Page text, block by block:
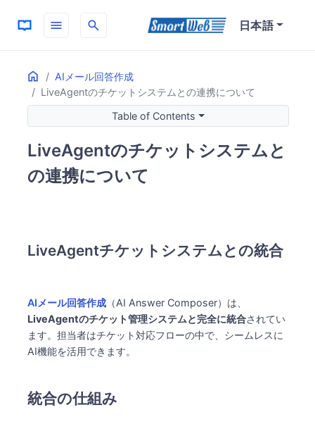
menu search 日本語
Home
AIメール回答作成
LiveAgentのチケットシステムとの連携について
ON THIS PAGE
LiveAgentチケットシステムとの統合
チケット画面での操作
メリット
効率的なワークフロー
利用可能な機能
AIメール回答作成（AI Answer Composer）
自動化ルール
セットアップ
関連情報
Table of Contents
LiveAgentのチケットシステムと
の連携について
LiveAgentチケットシステムとの統合
AIメール回答作成 （AI Answer Composer）は、
LiveAgentのチケット管理システムと完全に統合​されてい
ます。担当者はチケット対応フローの中で、シームレスに
AI機能を活用できます。
統合の仕組み